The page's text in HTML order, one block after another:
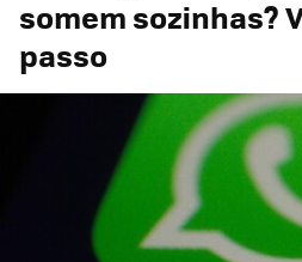
somem sozinhas?
passo